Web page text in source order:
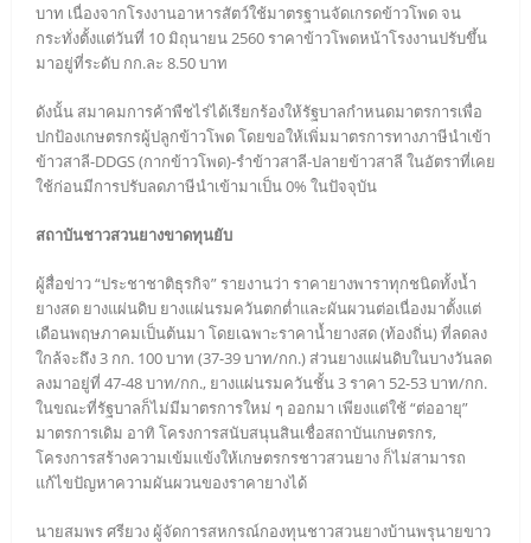
บาท เนื่องจากโรงงานอาหารสัตว์ใช้มาตรฐานจัดเกรดข้าวโพด จน
กระทั่งตั้งแต่วันที่ 10 มิถุนายน 2560 ราคาข้าวโพดหน้าโรงงานปรับขึ้น
มาอยู่ที่ระดับ กก.ละ 8.50 บาท
ดังนั้น สมาคมการค้าพืชไร่ได้เรียกร้องให้รัฐบาลกำหนดมาตรการเพื่อ
ปกป้องเกษตรกรผู้ปลูกข้าวโพด โดยขอให้เพิ่มมาตรการทางภาษีนำเข้า
ข้าวสาลี-DDGS (กากข้าวโพด)-รำข้าวสาลี-ปลายข้าวสาลี ในอัตราที่เคย
ใช้ก่อนมีการปรับลดภาษีนำเข้ามาเป็น 0% ในปัจจุบัน
สถาบันชาวสวนยางขาดทุนยับ
ผู้สื่อข่าว “ประชาชาติธุรกิจ” รายงานว่า ราคายางพาราทุกชนิดทั้งน้ำ
ยางสด ยางแผ่นดิบ ยางแผ่นรมควันตกต่ำและผันผวนต่อเนื่องมาตั้งแต่
เดือนพฤษภาคมเป็นต้นมา โดยเฉพาะราคาน้ำยางสด (ท้องถิ่น) ที่ลดลง
ใกล้จะถึง 3 กก. 100 บาท (37-39 บาท/กก.) ส่วนยางแผ่นดิบในบางวันลด
ลงมาอยู่ที่ 47-48 บาท/กก., ยางแผ่นรมควันชั้น 3 ราคา 52-53 บาท/กก.
ในขณะที่รัฐบาลก็ไม่มีมาตรการใหม่ ๆ ออกมา เพียงแต่ใช้ “ต่ออายุ”
มาตรการเดิม อาทิ โครงการสนับสนุนสินเชื่อสถาบันเกษตรกร,
โครงการสร้างความเข้มแข้งให้เกษตรกรชาวสวนยาง ก็ไม่สามารถ
แก้ไขปัญหาความผันผวนของราคายางได้
นายสมพร ศรียวง ผู้จัดการสหกรณ์กองทุนชาวสวนยางบ้านพรุนายขาว